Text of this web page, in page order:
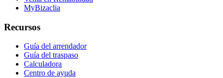
MyBizaclia
Recursos
Guía del arrendador
Guía del traspaso
Calculadora
Centro de ayuda